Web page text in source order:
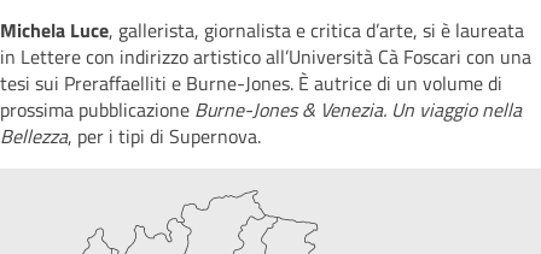
Michela Luce, gallerista, giornalista e critica d’arte, si è laureata
in Lettere con indirizzo artistico all’Università Cà Foscari con una
tesi sui Preraffaelliti e Burne-Jones. È autrice di un volume di
prossima pubblicazione Burne-Jones & Venezia. Un viaggio nella
Bellezza, per i tipi di Supernova.